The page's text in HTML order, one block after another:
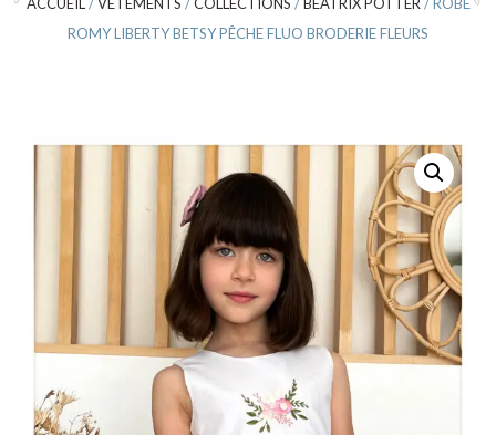
ROMY LIBERTY BETSY PÊCHE FLUO BRODERIE FLEURS